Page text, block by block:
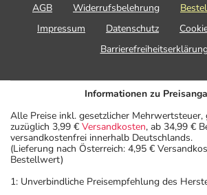
AGB Widerrufsbelehrung
Impressum
Datenschutz
Informationen zu
Alle Preise inkl. gesetzlicher Mehrwertsteuer,
zuzüglich 3,99 € Versandkosten, ab 34,99 €
versandkostenfrei innerhalb Deutschlands.
(Lieferung nach Österreich: 4,95 €
Bestellwert)
1: Unverbindliche Preisempfehlung des